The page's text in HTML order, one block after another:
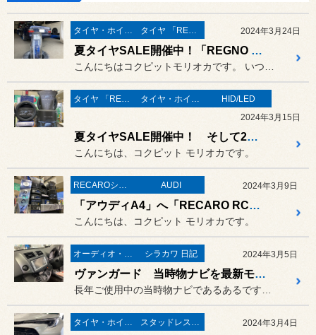
タイヤ・ホイール タイヤ 「REGNO」 2024年3月24日
夏タイヤSALE開催中！「REGNO GR-XⅢ」装着です☆
タイヤ 「REGNO」 タイヤ・ホイール
HID/LED
2024年3月15日
夏タイヤSALE開催中！ そして2台のプリウスへ「BELLOF」装着です☆
こんにちは、コクピット モリオカです。
RECAROシート AUDI 2024年3月9日
「アウディA4」へ「RECARO RCS」！夏タイヤも続々と入荷中です☆
こんにちは、コクピット モリオカです。
オーディオ・ナビ関連 シラカワ 日記 2024年3月5日
ヴァンガード 当時物ナビを最新モデルへ！
タイヤ・ホイール スタッドレスタイヤ 「BLIZZAK」 2024年3月4日